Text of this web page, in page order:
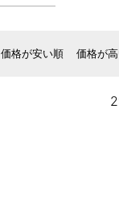
価格が安い順 価格が